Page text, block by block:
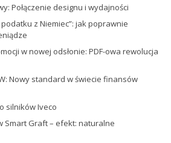
Połączenie designu i wydajności
z Niemiec”: jak poprawnie
w nowej odsłonie: PDF-owa rewolucja
Nowy standard w świecie finansów
silników Iveco
Smart Graft – efekt: naturalne